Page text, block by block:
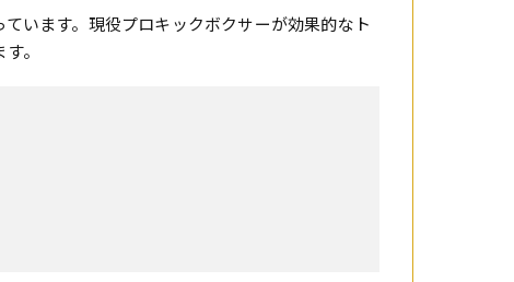
います。現役プロキックボクサーが効果的なト
。